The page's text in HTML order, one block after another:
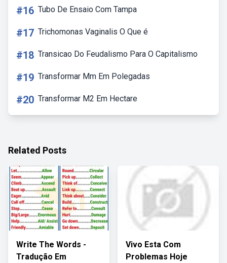
#16 Tubo De Ensaio Com Tampa
#17 Trichomonas Vaginalis O Que é
#18 Transicao Do Feudalismo Para O Capitalismo
#19 Transformar Mm Em Polegadas
#20 Transformar M2 Em Hectare
Related Posts
Write The Words -
Tradução Em
Vivo Esta Com
Problemas Hoje